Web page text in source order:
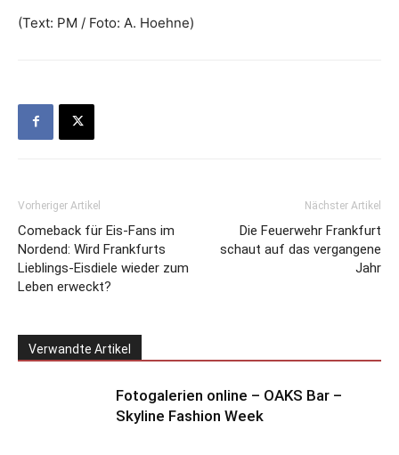
(Text: PM / Foto: A. Hoehne)
Vorheriger Artikel
Comeback für Eis-Fans im
Nordend: Wird Frankfurts
Lieblings-Eisdiele wieder zum
Leben erweckt?
Nächster Artikel
Die Feuerwehr Frankfurt
schaut auf das vergangene
Jahr
Verwandte Artikel
Fotogalerien online – OAKS Bar –
Skyline Fashion Week